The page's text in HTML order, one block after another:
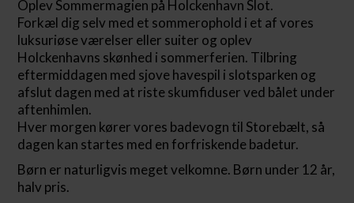
Oplev Sommermagien på Holckenhavn Slot.
Forkæl dig selv med et sommerophold i et af vores
luksuriøse værelser eller suiter og oplev
Holckenhavns skønhed i sommerferien. Tilbring
eftermiddagen med sjove havespil i slotsparken og
afslut dagen med at riste skumfiduser ved bålet under
aftenhimlen.
Hver morgen kører vores badevogn til Storebælt, så
dagen kan startes med en forfriskende badetur.
Børn er naturligvis meget velkomne. Børn under 12 år,
halv pris.